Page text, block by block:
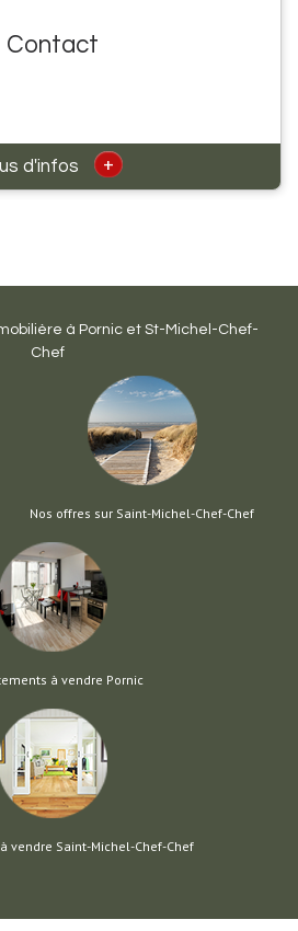
Contact
d'infos +
à Pornic et St-Michel-Chef-
Chef
Nos offres sur Saint-Michel-Chef-Chef
à vendre Pornic
vendre Saint-Michel-Chef-Chef